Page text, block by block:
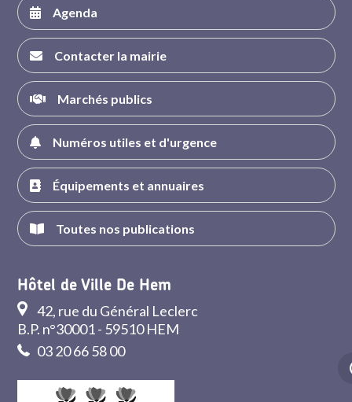
Agenda
Contacter la mairie
Marchés publics
Numéros utiles et d'urgence
Équipements et annuaires
Toutes nos publications
Hôtel de Ville De Hem
42, rue du Général Leclerc
B.P. n°30001 - 59510 HEM
03 20 66 58 00